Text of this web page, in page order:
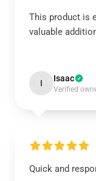
This product is
valuable
I Isaac
Verified
Quick and